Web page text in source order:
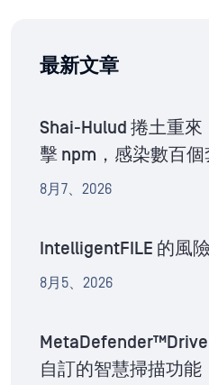
最新文章
Shai-Hulud 捲土重來
擊 npm，感染數百個
8月7、2026
IntelligentFILE 的風險
8月5、2026
MetaDefender™Drive
自訂的智慧掃描功